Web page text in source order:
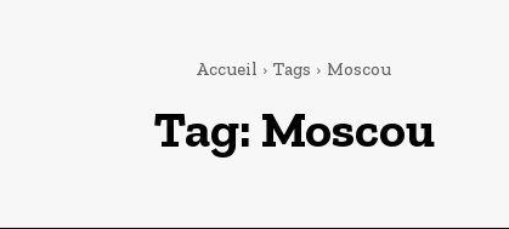
Accueil Tags Moscou
Tag: Moscou